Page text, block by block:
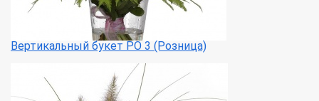
Вертикальный букет РО 3 (Розница)